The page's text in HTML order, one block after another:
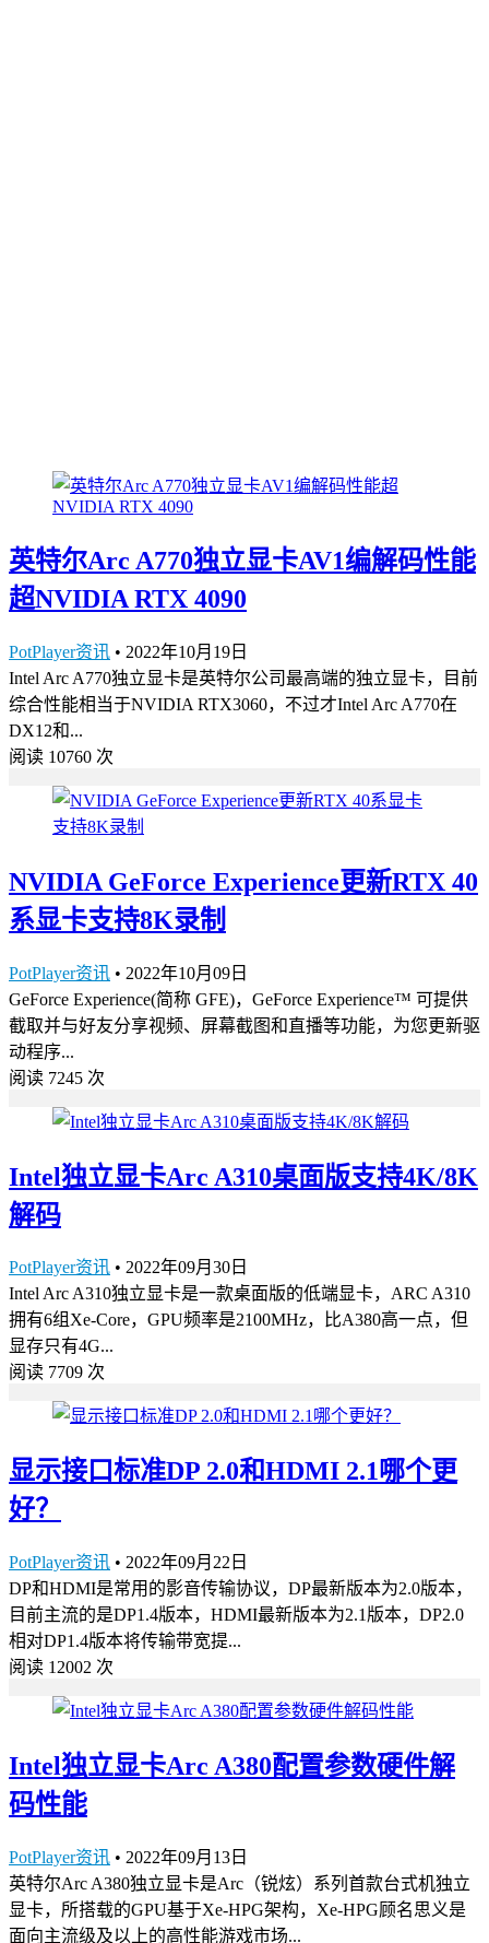
英特尔Arc A770独立显卡AV1编解码性能
超NVIDIA RTX 4090
PotPlayer资讯 • 2022年10月19日
Intel Arc A770独立显卡是英特尔公司最高端的独立显卡，目前
综合性能相当于NVIDIA RTX3060，不过才Intel Arc A770在
DX12和...
阅读 10760 次
NVIDIA GeForce Experience更新RTX 40
系显卡支持8K录制
PotPlayer资讯 • 2022年10月09日
GeForce Experience(简称 GFE)，GeForce Experience™ 可提供
截取并与好友分享视频、屏幕截图和直播等功能，为您更新驱
动程序...
阅读 7245 次
Intel独立显卡Arc A310桌面版支持4K/8K
解码
PotPlayer资讯 • 2022年09月30日
Intel Arc A310独立显卡是一款桌面版的低端显卡，ARC A310
拥有6组Xe-Core，GPU频率是2100MHz，比A380高一点，但
显存只有4G...
阅读 7709 次
显示接口标准DP 2.0和HDMI 2.1哪个更
好？
PotPlayer资讯 • 2022年09月22日
DP和HDMI是常用的影音传输协议，DP最新版本为2.0版本，
目前主流的是DP1.4版本，HDMI最新版本为2.1版本，DP2.0
相对DP1.4版本将传输带宽提...
阅读 12002 次
Intel独立显卡Arc A380配置参数硬件解
码性能
PotPlayer资讯 • 2022年09月13日
英特尔Arc A380独立显卡是Arc（锐炫）系列首款台式机独立
显卡，所搭载的GPU基于Xe-HPG架构，Xe-HPG顾名思义是
面向主流级及以上的高性能游戏市场...